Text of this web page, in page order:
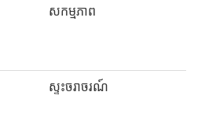
សកម្មភាព
ស្ទះចរាចរណ៍